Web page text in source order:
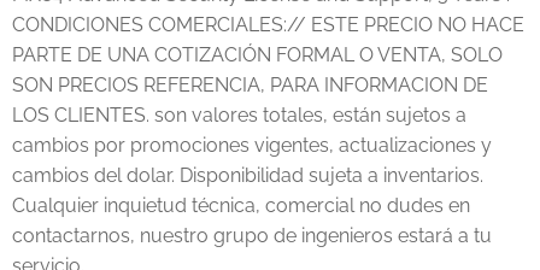
CONDICIONES COMERCIALES:// ESTE PRECIO NO HACE
PARTE DE UNA COTIZACIÓN FORMAL O VENTA, SOLO
SON PRECIOS REFERENCIA, PARA INFORMACION DE
LOS CLIENTES. son valores totales, están sujetos a
cambios por promociones vigentes, actualizaciones y
cambios del dolar. Disponibilidad sujeta a inventarios.
Cualquier inquietud técnica, comercial no dudes en
contactarnos, nuestro grupo de ingenieros estará a tu